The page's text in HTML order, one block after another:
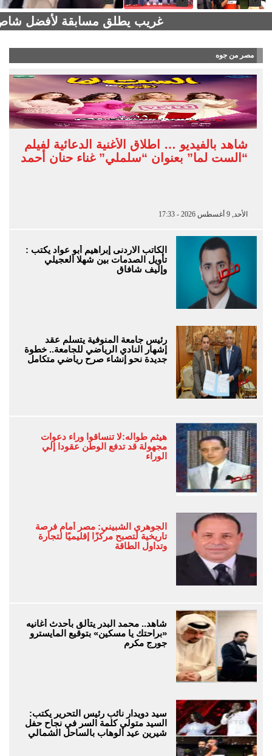
غريب يطلق مسابقة لأفضل شاص
مصر من جوه
شاهد بالفيديو … اطلاق الأغنية الدعائية لفيلم
“الست لما” بعنوان “سلملي” غناء حنان أحمد
الأحد, 9 أغسطس 2026 - 17:33
الكاتب الاردنى إبراهيم أبو عواد يكتب :
تأويل الصدمات بين شهلا العجيلي
وإليف شافاق
رئيس جامعة المنوفية يتسلم عقد
إشهار النادي الرياضي للجامعة.. خطوة
جديدة نحو إنشاء صرح رياضي متكامل
هيثم طواله:لا تنساقوا وراء دعوات
مجهولة قد تدفع الوطن عقودا إلي
الوراء
الجوهري الشبيني: مصر أمام فرصة
تاريخية لتصبح مركزًا إقليميًا لتجارة
وتداول الطاقة
شاهد.. محمد البدر يتألق بأحدث أغانيه
«براحتك يا مسكين» بتوقيع المايسترو
جورج مكرم
سيد دويدار نائب رئيس التحرير يكتب:
السيد متولي كلمة السر في نجاح حفل
شيرين عيد الوهاب بالساحل الشمالي